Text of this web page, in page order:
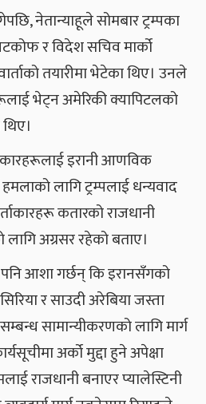
नेतान्याहूले सोमबार ट्रम्पका
र विदेश सचिव मार्को
तयारीमा भेटेका थिए। उनले
भेट्न अमेरिकी क्यापिटलको
इरानी आणविक
लागि ट्रम्पलाई धन्यवाद
कतारको राजधानी
लागि अग्रसर रहेको बताए।
आशा गर्छन् कि इरानसँगको
र साउदी अरेबिया जस्ता
सामान्यीकरणको लागि मार्ग
अर्को मुद्दा हुने अपेक्षा
राजधानी बनाएर प्यालेस्टिनी